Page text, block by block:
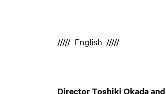
///// English /////
Director Toshiki Okada